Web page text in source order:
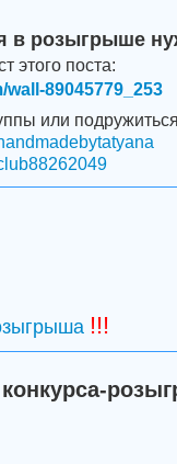
в розыгрыше
этого поста:
wall-89045779_253
или
!!!